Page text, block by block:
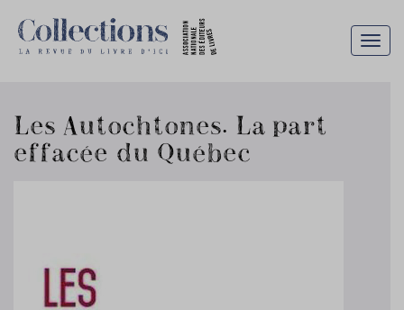
Les Autochtones. La part
effacée du Québec